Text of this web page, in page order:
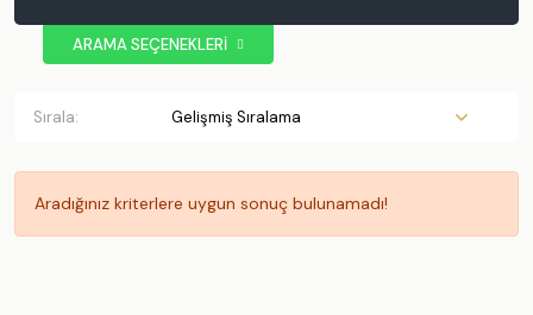
BÖLGEARAMA SEÇENEKLERİ
Sırala:
Aradığınız kriterlere uygun sonuç bulunamadı!